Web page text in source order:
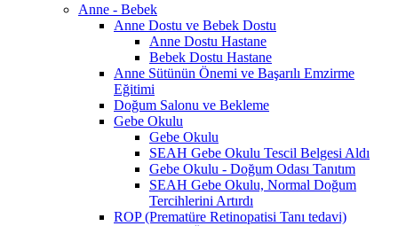
Anne - Bebek
Anne Dostu ve Bebek Dostu
Anne Dostu Hastane
Bebek Dostu Hastane
Anne Sütünün Önemi ve Başarılı Emzirme
Eğitimi
Doğum Salonu ve Bekleme
Gebe Okulu
Gebe Okulu
SEAH Gebe Okulu Tescil Belgesi Aldı
Gebe Okulu - Doğum Odası Tanıtım
SEAH Gebe Okulu, Normal Doğum
Tercihlerini Artırdı
ROP (Prematüre Retinopatisi Tanı tedavi)